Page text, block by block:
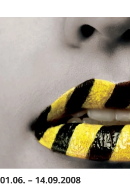
01.06. – 14.09.2008